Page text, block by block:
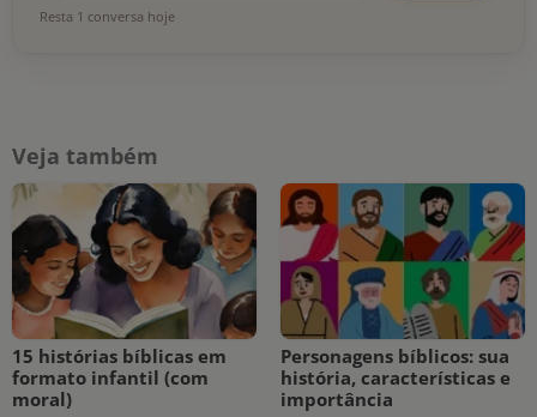
Resta 1 conversa hoje
Veja também
15 histórias bíblicas em
formato infantil (com
moral)
Personagens bíblicos: sua
história, características e
importância